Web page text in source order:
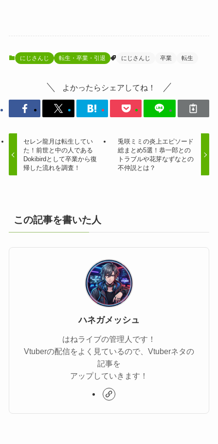
にじさんじ 転生・卒業・引退 にじさんじ 卒業 転生
よかったらシェアしてね！
セレン龍月は転生してい
た！前世と中の人である
Dokibirdとして卒業から復
帰した流れを調査！
兎咲ミミの炎上エピソード
総まとめ5選！恭一郎との
トラブルや花芽なずなとの
不仲説とは？
この記事を書いた人
ハネガメッシュ
はねライブの管理人です！
Vtuberの配信をよく見ているので、Vtuberネタの
記事を
アップしていきます！